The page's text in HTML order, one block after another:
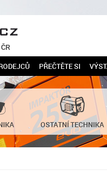
PŘEČTĚTE SI
OSTATNÍ TECHNIKA